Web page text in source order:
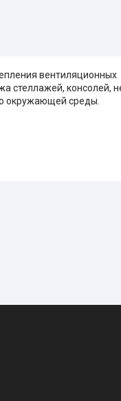
вентиляционных
стеллажей, консолей,
окружающей среды.